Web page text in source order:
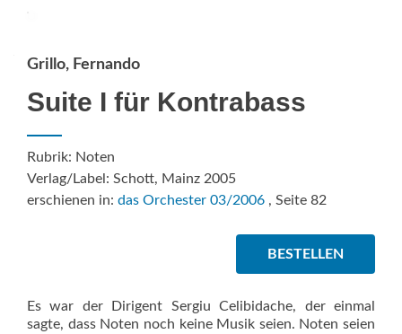
Grillo, Fernando
Suite I für Kontrabass
Rubrik: Noten
Verlag/Label: Schott, Mainz 2005
erschienen in: das Orchester 03/2006 , Seite 82
BESTELLEN
Es war der Dirigent Sergiu Celibidache, der einmal
sagte, dass Noten noch keine Musik seien. Noten seien